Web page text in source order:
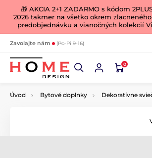
🎁 AKCIA 2+1 ZADARMO s kódom
2026 takmer na všetko okrem
predobjednávku a vianočných kolekcií
Zavolajte nám (Po-Pi 9-16)
0
Úvod Bytové doplnky Dekoratívne